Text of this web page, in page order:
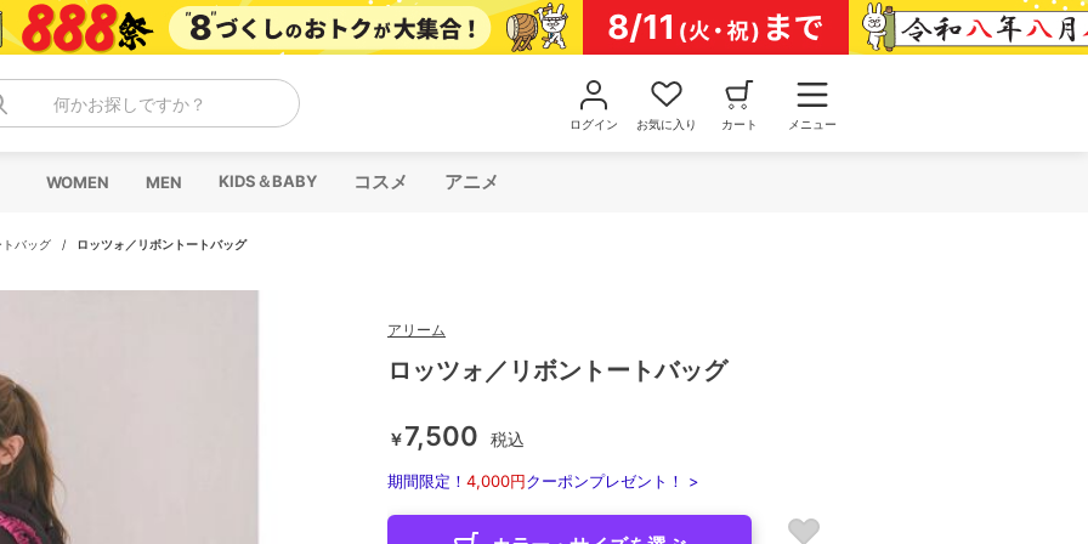
何かお探しですか？
ログイン お気に入り カート メニュー
WOMEN MEN KIDS＆BABY コスメ アニメ
トバッグ / ロッツォ／リボントートバッグ
アリーム
ロッツォ／リボントートバッグ
￥7,500 税込
期間限定！ 4,000円クーポンプレゼント！ >